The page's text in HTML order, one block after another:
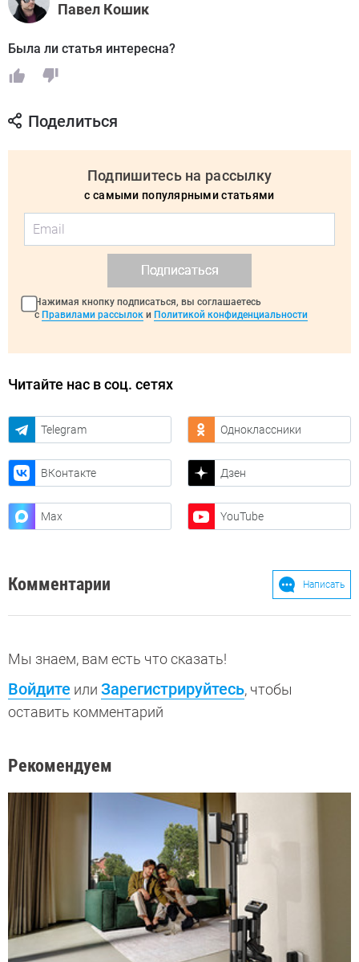
Павел Кошик
Была ли статья интересна?
Поделиться
Подпишитесь на рассылку
с самыми популярными статьями
Подписаться
Нажимая кнопку подписаться, вы соглашаетесь
с Правилами рассылок и Политикой конфиденциальности
Читайте нас в соц. сетях
Telegram Одноклассники
ВКонтакте Дзен
Max YouTube
Комментарии Написать
Мы знаем, вам есть что сказать!
Войдите или Зарегистрируйтесь, чтобы
оставить комментарий
Рекомендуем